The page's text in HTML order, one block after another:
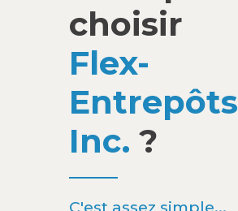
choisir
Flex-
Entrepôts
Inc. ?
C'est assez simple...